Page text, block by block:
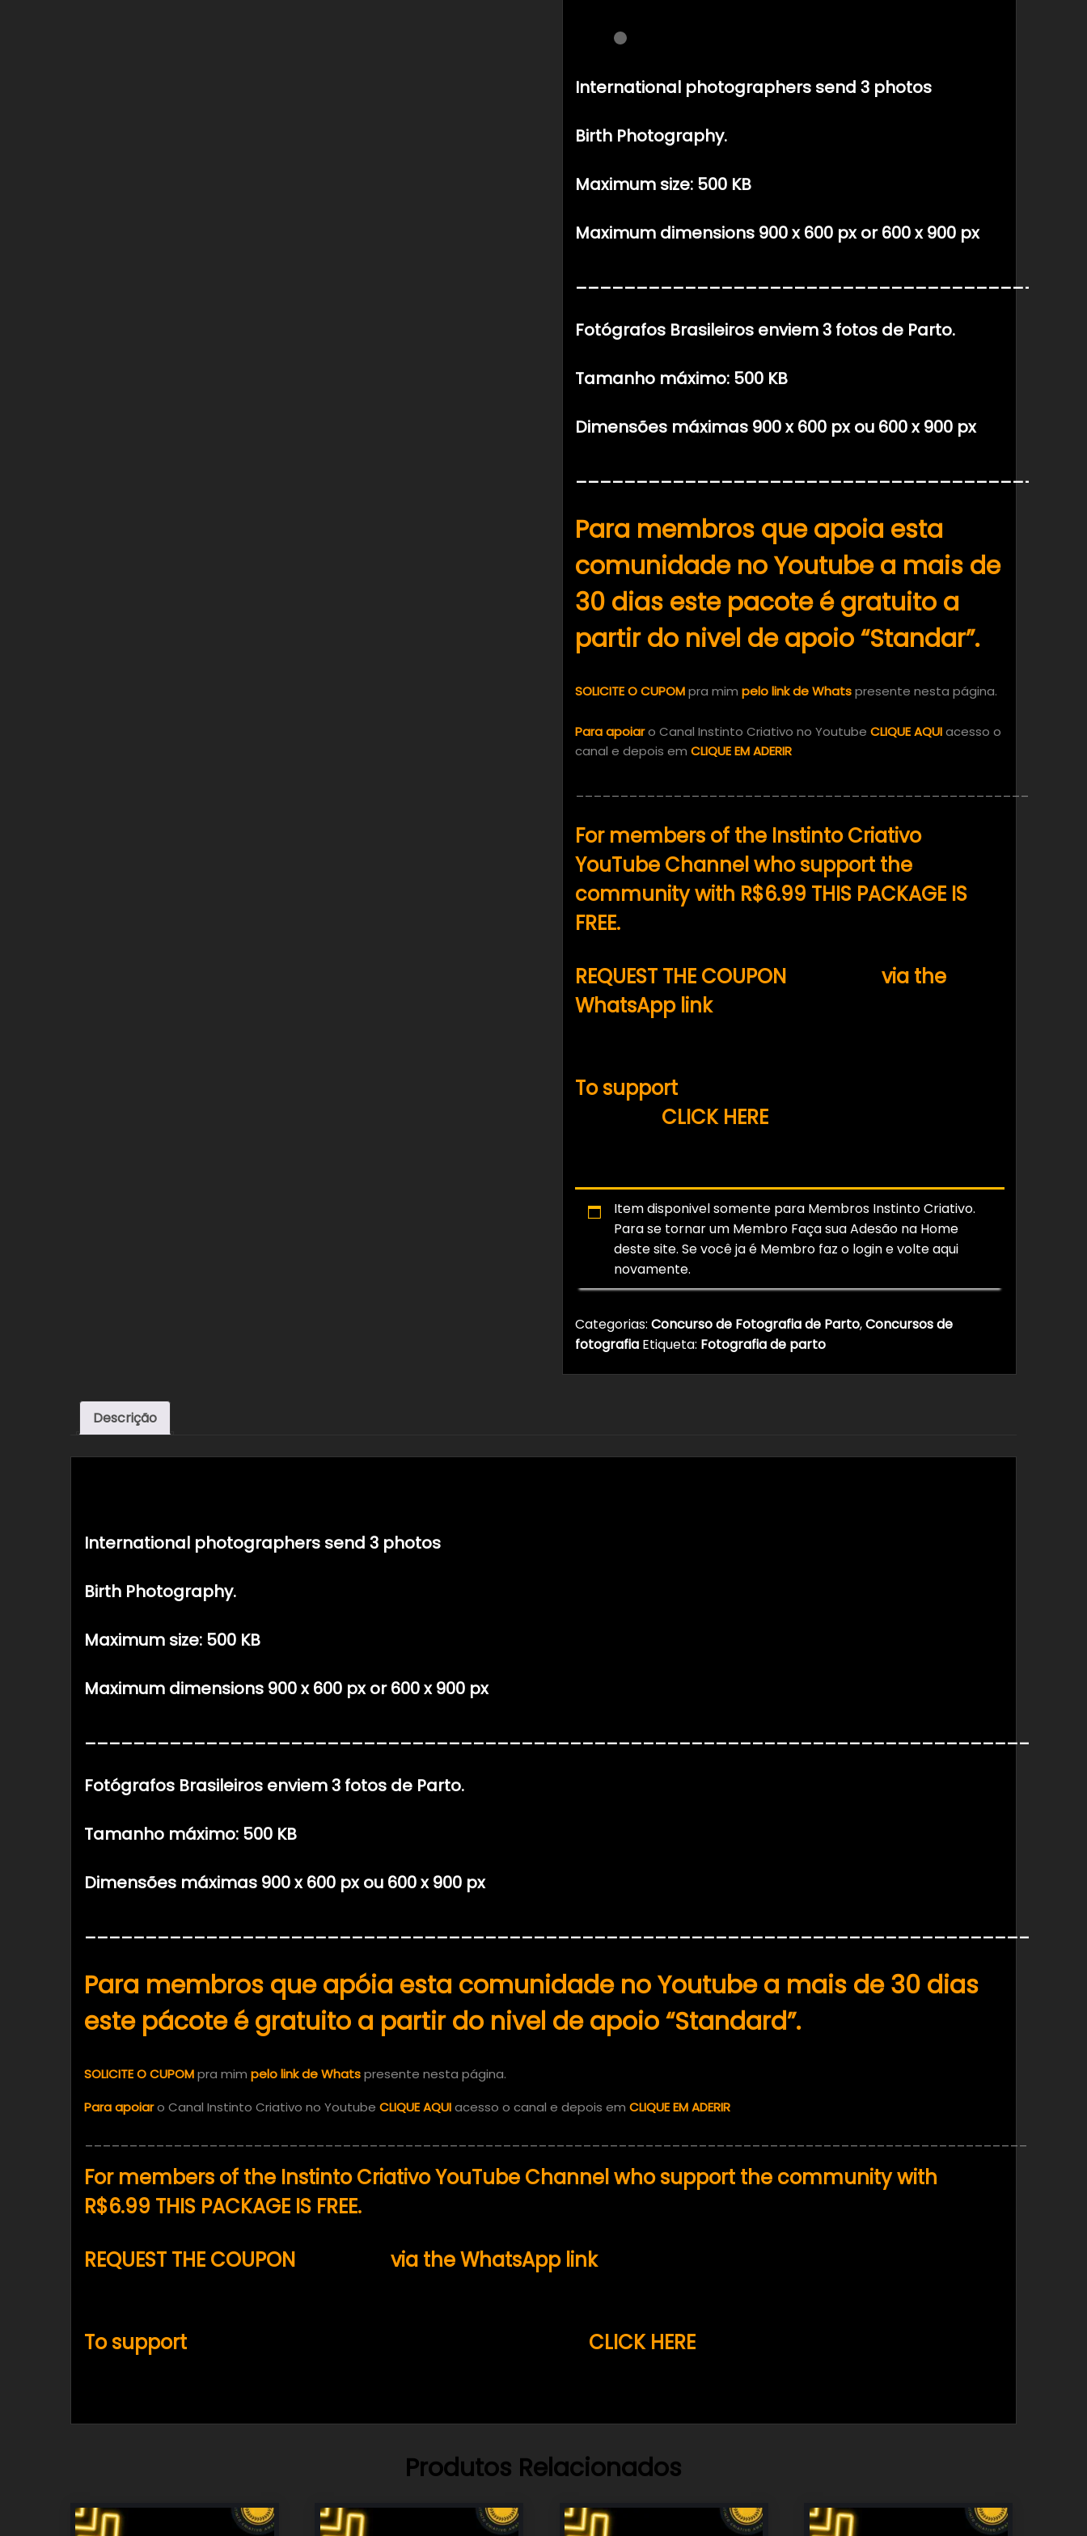
International photographers send 3 photos
Birth Photography.
Maximum size: 500 KB
Maximum dimensions 900 x 600 px or 600 x 900 px
Fotógrafos Brasileiros enviem 3 fotos de Parto.
Tamanho máximo: 500 KB
Dimensões máximas 900 x 600 px ou 600 x 900 px
Para membros que apoia esta
comunidade no Youtube a mais de
30 dias este pacote é gratuito a
partir do nivel de apoio “Standar”.
SOLICITE O CUPOMpra mim pelo link de Whatspresente nesta página.
Para apoiaro Canal Instinto Criativo no Youtube CLIQUE AQUI acesso o
canal e depois em CLIQUE EM ADERIR
For members of the Instinto Criativo
YouTube Channel who support the
community with R$6.99 THIS PACKAGE IS
FREE.
REQUEST THE COUPONfrom me via the
WhatsApp linkon this page or e-mail
To supportthe Instinto Criativo Channel on
CLICK HEREaccess the channel
Item disponivel somente para Membros Instinto Criativo.
Para se tornar um Membro Faça sua Adesão na Home
deste site. Se você ja é Membro faz o login e volte aqui
novamente.
Categorias: Concurso de Fotografia de Parto,Concursos de
fotografia Etiqueta: Fotografia de parto
Descrição
International photographers send 3 photos
Birth Photography.
Maximum size: 500 KB
Maximum dimensions 900 x 600 px or 600 x 900 px
Fotógrafos Brasileiros enviem 3 fotos de Parto.
Tamanho máximo: 500 KB
Dimensões máximas 900 x 600 px ou 600 x 900 px
Para membros que apóia esta comunidade no Youtube a mais de 30 dias
este pácote é gratuito a partir do nivel de apoio “Standard”.
SOLICITE O CUPOMpra mim pelo link de Whatspresente nesta página.
Para apoiaro Canal Instinto Criativo no Youtube CLIQUE AQUIacesso o canal e depois em CLIQUE EM ADERIR
For members of the Instinto Criativo YouTube Channel who support the community with
R$6.99 THIS PACKAGE IS FREE.
REQUEST THE COUPON
via the WhatsApp linkon this page or e-mail
To support
CLICK HERE
Produtos Relacionados